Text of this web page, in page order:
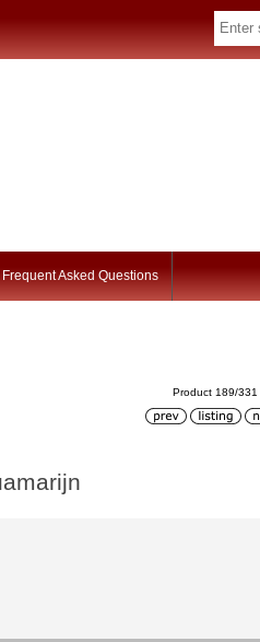
Frequent Asked Questions
Product 189/331